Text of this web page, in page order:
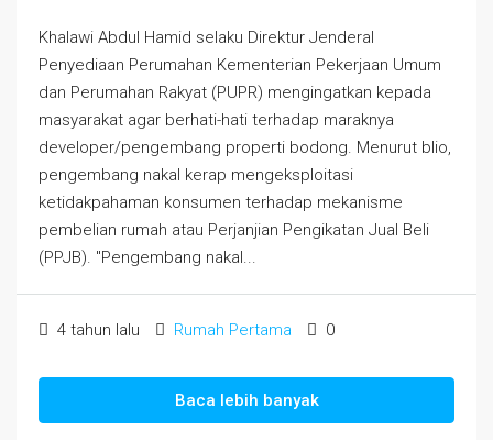
Khalawi Abdul Hamid selaku Direktur Jenderal
Penyediaan Perumahan Kementerian Pekerjaan Umum
dan Perumahan Rakyat (PUPR) mengingatkan kepada
masyarakat agar berhati-hati terhadap maraknya
developer/pengembang properti bodong. Menurut blio,
pengembang nakal kerap mengeksploitasi
ketidakpahaman konsumen terhadap mekanisme
pembelian rumah atau Perjanjian Pengikatan Jual Beli
(PPJB). "Pengembang nakal...
4 tahun lalu Rumah Pertama 0
Baca lebih banyak